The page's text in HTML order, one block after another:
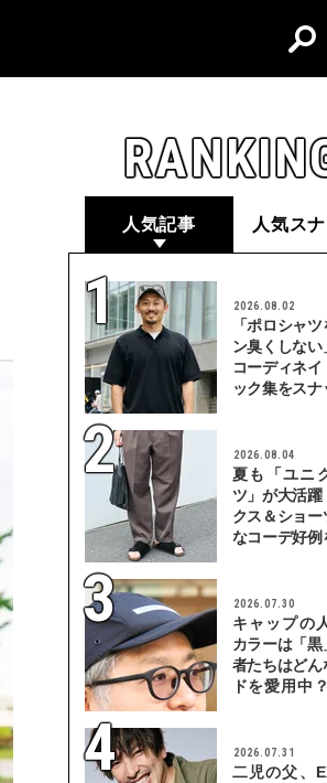
人気記事 人気ス
2026.08.02
「ポロシャ
ン臭くしな
コーディネイ
ック集をスナ
2026.08.04
夏も「ユニ
ツ」が大活躍
クス＆ショ
なコーデ好例
2026.07.30
キャップの
カラーは「
者たちはどん
ドを愛用中
2026.07.31
二児の父、